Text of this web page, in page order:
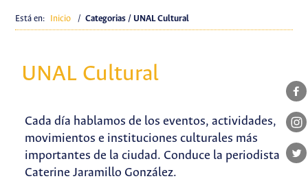
Está en: Inicio / Categorias / UNAL Cultural
UNAL Cultural
Cada día hablamos de los eventos, actividades,
movimientos e instituciones culturales más
importantes de la ciudad. Conduce la periodista
Caterine Jaramillo González.